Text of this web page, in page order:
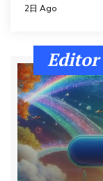
2日 Ago
Editor